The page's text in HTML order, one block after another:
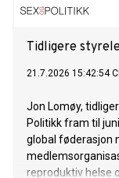
Tidligere
21.7.2026 15:42:54
Jon Lomøy,
Politikk fram til
global føderasjon
reproduktiv helse